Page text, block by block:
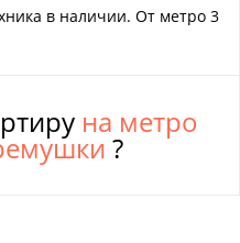
в наличии. От метро 3
на метро
?